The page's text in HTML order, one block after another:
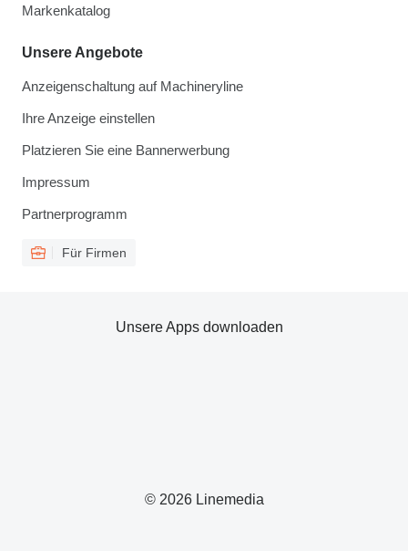
Markenkatalog
Unsere Angebote
Anzeigenschaltung auf Machineryline
Ihre Anzeige einstellen
Platzieren Sie eine Bannerwerbung
Impressum
Partnerprogramm
Für Firmen
© 2026 Linemedia
Unsere Apps downloaden